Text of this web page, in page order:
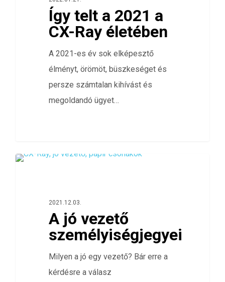
Így telt a 2021 a
CX-Ray életében
A 2021-es év sok elképesztő
élményt, örömöt, büszkeséget és
persze számtalan kihívást és
megoldandó ügyet…
2021.12.03.
A jó vezető
személyiségjegyei
Milyen a jó egy vezető? Bár erre a
kérdésre a válasz